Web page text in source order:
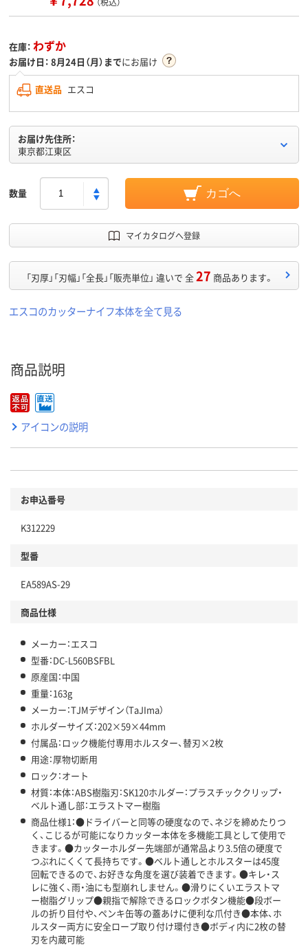
在庫： わずか
お届け日： 8月24日（月）までにお届け
直送品 エスコ
お届け先住所：
東京都江東区
数量 カゴへ
マイカタログへ登録
「刃厚」「刃幅」「全長」「販売単位」 違いで 全27 商品あります。
エスコのカッターナイフ本体を全て見る
商品説明
アイコンの説明
お申込番号
K312229
型番
EA589AS-29
商品仕様
メーカー：エスコ
型番：DC-L560BSFBL
原産国：中国
重量：163g
メーカー：TJMデザイン（TaJIma）
ホルダーサイズ：202×59×44mm
付属品：ロック機能付専用ホルスター、替刃×2枚
用途：厚物切断用
ロック：オート
材質：本体：ABS樹脂刃：SK120ホルダー：プラスチッククリップ・
ベルト通し部：エラストマー樹脂
商品仕様1：●ドライバーと同等の硬度なので、ネジを締めたりつ
く、こじるが可能になりカッター本体を多機能工具として使用で
きます。●カッターホルダー先端部が通常品より3.5倍の硬度で
つぶれにくくて長持ちです。●ベルト通しとホルスターは45度
回転できるので、お好きな角度を選び装着できます。●キレ・ス
レに強く、雨・油にも型崩れしません。●滑りにくいエラストマ
ー樹脂グリップ●親指で解除できるロックボタン機能●段ボー
ルの折り目付や、ペンキ缶等の蓋あけに便利な爪付き●本体、ホ
ルスター両方に安全ロープ取り付け環付き●ボディ内に2枚の替
刃を内蔵可能